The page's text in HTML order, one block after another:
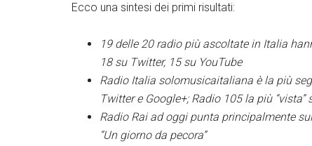
Ecco una sintesi dei primi risultati:
19 delle 20 radio più ascoltate in Italia
18 su Twitter, 15 su YouTube
Radio Italia solomusicaitaliana è la più
Twitter e Google+; Radio 105 la più “vista”
Radio Rai ad oggi punta principalmente
“Un giorno da pecora”